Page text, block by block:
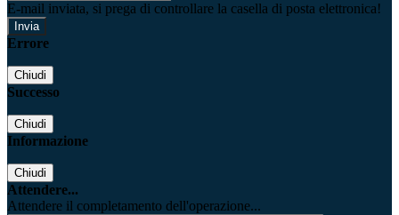
E-mail inviata, si prega di controllare la casella di posta elettronica!
Errore
Chiudi
Successo
Chiudi
Informazione
Chiudi
Attendere...
Attendere il completamento dell'operazione...